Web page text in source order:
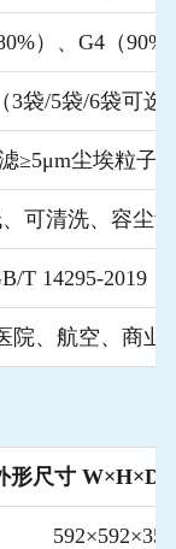
）、G4（90%
3袋/5袋/6袋可选
≥5μm尘埃粒子
可清洗、容尘
T 14295-2019
院、航空、商业
形尺寸 W×H×D
592×592×350